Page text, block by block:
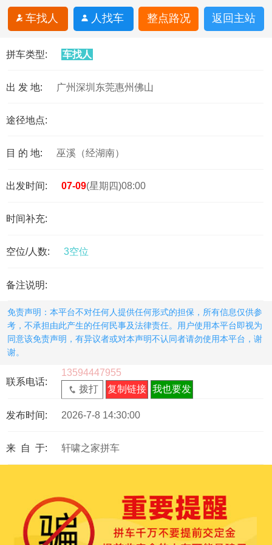
车找人 人找车 整点路况 返回主站
拼车类型: 车找人
出 发 地: 广州深圳东莞惠州佛山
途径地点:
目 的 地: 巫溪（经湖南）
出发时间: 07-09(星期四)08:00
时间补充:
空位/人数: 3空位
备注说明:
免责声明：本平台不对任何人提供任何形式的担保，所有信息仅供参
考，不承担由此产生的任何民事及法律责任。用户使用本平台即视为
同意该免责声明，有异议者或对本声明不认同者请勿使用本平台，谢
谢。
联系电话:
13594447955
拨打
复制链接 我也要发
发布时间: 2026-7-8 14:30:00
来 自 于: 轩啸之家拼车